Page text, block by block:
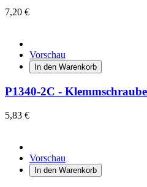
7,20 €
Vorschau
In den Warenkorb
P1340-2C -
5,83 €
Vorschau
In den Warenkorb